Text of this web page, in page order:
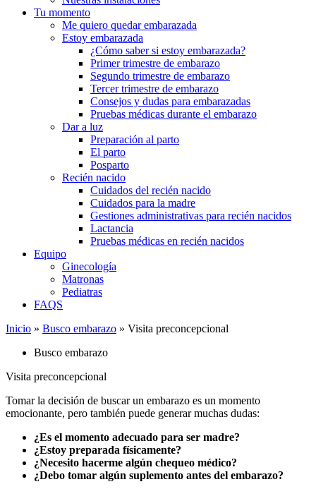
Tu momento
Me quiero quedar embarazada
Estoy embarazada
¿Cómo saber si estoy embarazada?
Primer trimestre de embarazo
Segundo trimestre de embarazo
Tercer trimestre de embarazo
Consejos y dudas para embarazadas
Pruebas médicas durante el embarazo
Dar a luz
Preparación al parto
El parto
Posparto
Recién nacido
Cuidados del recién nacido
Cuidados para la madre
Gestiones administrativas para recién nacidos
Lactancia
Pruebas médicas en recién nacidos
Equipo
Ginecología
Matronas
Pediatras
FAQS
Inicio » Busco embarazo » Visita preconcepcional
Busco embarazo
Visita preconcepcional
Tomar la decisión de buscar un embarazo es un momento
emocionante, pero también puede generar muchas dudas:
¿Es el momento adecuado para ser madre?
¿Estoy preparada físicamente?
¿Necesito hacerme algún chequeo médico?
¿Debo tomar algún suplemento antes del embarazo?